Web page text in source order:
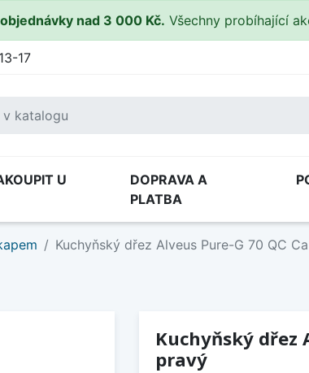
nad 3 000 Kč. Všechny probíhající
17
U
DOPRAVA A
PLATBA
Kuchyňský dřez Alveus Pure-G 70 QC
Kuchyňský dřez
pravý